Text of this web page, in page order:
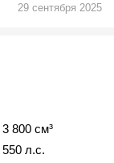
29 сентября 2025
3 800 см³
550 л.с.